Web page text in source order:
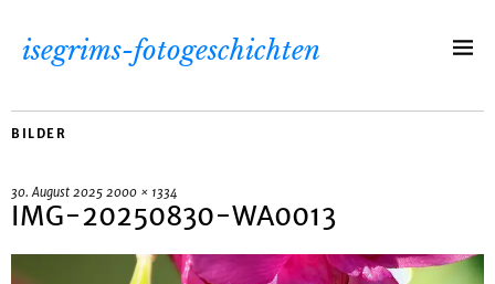
isegrims-fotogeschichten
BILDER
30. August 2025 2000 × 1334
IMG-20250830-WA0013